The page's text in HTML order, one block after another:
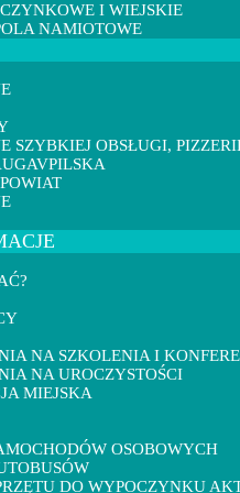
I WIEJSKIE
NAMIOTOWE
SZYBKIEJ OBSŁUGI,
NA SZKOLENIA I
NA UROCZYSTOŚCI
MIEJSKA
OSOBOWYCH
DO WYPOCZYNKU